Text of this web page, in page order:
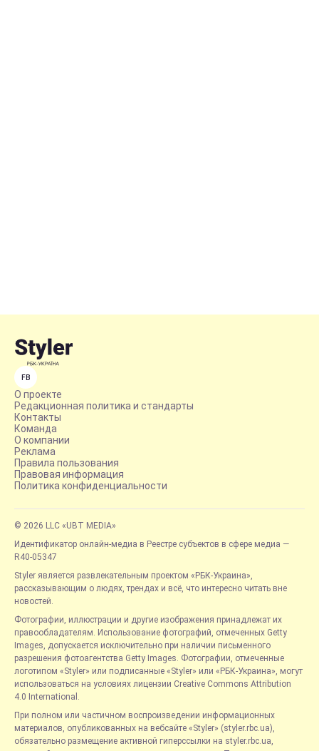
FB
О проекте
Редакционная политика и стандарты
Контакты
Команда
О компании
Реклама
Правила пользования
Правовая информация
Политика конфиденциальности
© 2026 LLC «UBT MEDIA»
Идентификатор онлайн-медиа в Реестре субъектов в сфере медиа —
R40-05347
Styler является развлекательным проектом «РБК-Украина»,
рассказывающим о людях, трендах и всё, что интересно читать вне
новостей.
Фотографии, иллюстрации и другие изображения принадлежат их
правообладателям. Использование фотографий, отмеченных Getty
Images, допускается исключительно при наличии письменного
разрешения фотоагентства Getty Images. Фотографии, отмеченные
логотипом «Styler» или подписанные «Styler» или «РБК-Украина», могут
использоваться на условиях лицензии Creative Commons Attribution
4.0 International.
При полном или частичном воспроизведении информационных
материалов, опубликованных на вебсайте «Styler» (styler.rbc.ua),
обязательно размещение активной гиперссылки на styler.rbc.ua,